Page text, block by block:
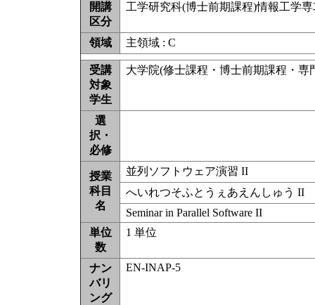
開講
区分
工学研究科(博士前期課程)情報工学専
領域 主領域 : C
受講
対象
学生
大学院(修士課程・博士前期課程・専
選
択・
必修
授業
科目
名
並列ソフトウェア演習 II
へいれつそふとうぇあえんしゅう II
Seminar in Parallel Software II
単位
数
1 単位
ナン
バリ
ング
EN-INAP-5